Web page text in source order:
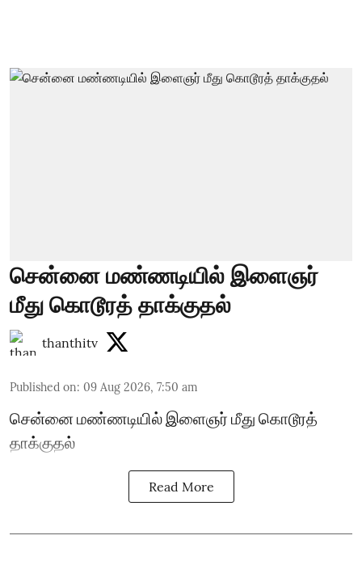
சென்னை மண்ணடியில் இளைஞர்
மீது கொடூரத் தாக்குதல்
thanthitv
Published on: 09 Aug 2026, 7:50 am
சென்னை மண்ணடியில் இளைஞர் மீது கொடூரத்
தாக்குதல்
Read More